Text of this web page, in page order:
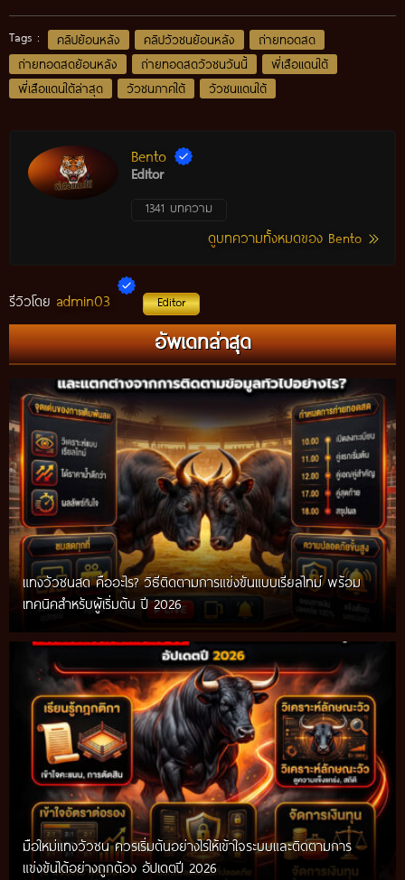
Tags : คลิปย้อนหลัง คลิปวัวชนย้อนหลัง
ถ่ายทอดสด
ถ่ายทอดสดย้อนหลัง
ถ่ายทอดสดวัวชนวันนี้
พี่เสือแดนใต้
พี่เสือแดนใต้ล่าสุด
วัวชนภาคใต้ วัวชนแดนใต้
Bento
Editor
1341 บทความ
ดูบทความทั้งหมดของ Bento
รีวิวโดย admin03 Editor
อัพเดทล่าสุด
แทงวัวชนสด คืออะไร? วิธีติดตามการแข่งขันแบบเรียลไทม์ พร้อม
เทคนิคสำหรับผู้เริ่มต้น ปี 2026
มือใหม่แทงวัวชน ควรเริ่มต้นอย่างไรให้เข้าใจระบบและติดตามการ
แข่งขันได้อย่างถูกต้อง อัปเดตปี 2026